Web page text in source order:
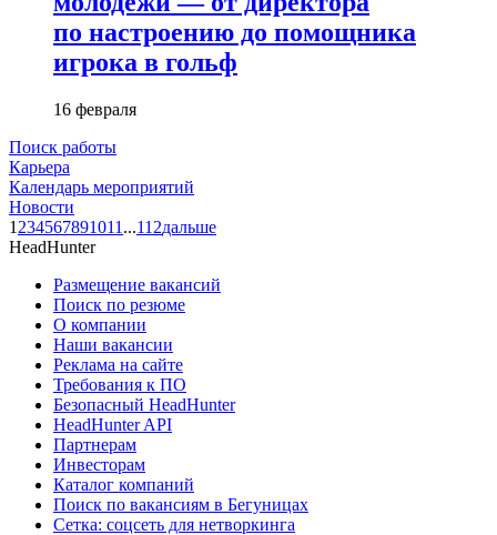
по настроению до помощника
игрока в гольф
16 февраля
Поиск работы
Карьера
Календарь мероприятий
Новости
1 234567891011 ...112дальше
HeadHunter
Размещение вакансий
Поиск по резюме
О компании
Наши вакансии
Реклама на сайте
Требования к ПО
Безопасный HeadHunter
HeadHunter API
Партнерам
Инвесторам
Каталог компаний
Поиск по вакансиям в Бегуницах
Сетка: соцсеть для нетворкинга